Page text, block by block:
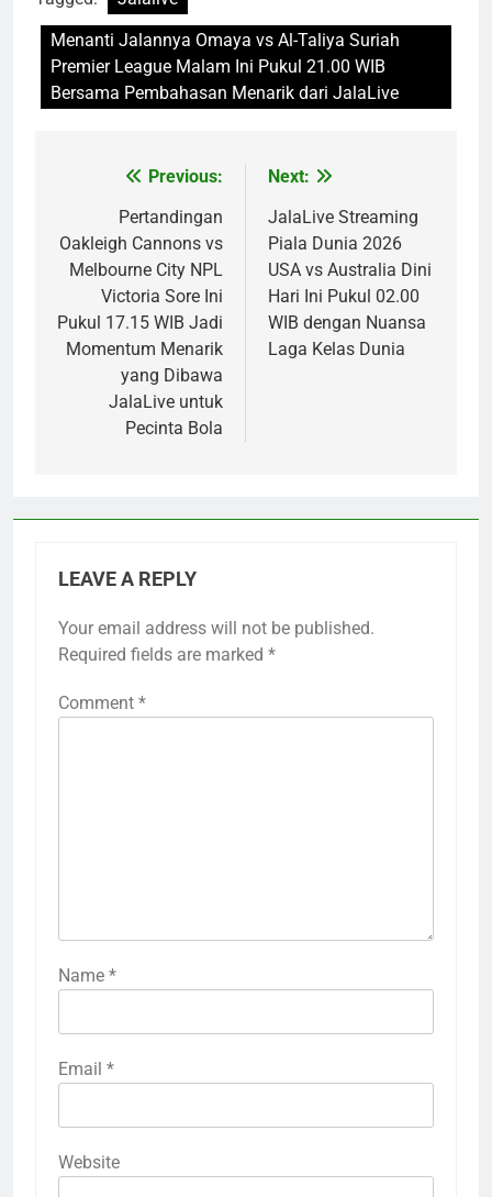
Menanti Jalannya Omaya vs Al-Taliya Suriah
Premier League Malam Ini Pukul 21.00 WIB
Bersama Pembahasan Menarik dari JalaLive
navigation
Previous:
Pertandingan
Oakleigh Cannons vs
Melbourne City NPL
Victoria Sore Ini
Pukul 17.15 WIB Jadi
Momentum Menarik
yang Dibawa
JalaLive untuk
Pecinta Bola
Next:
JalaLive Streaming
Piala Dunia 2026
USA vs Australia Dini
Hari Ini Pukul 02.00
WIB dengan Nuansa
Laga Kelas Dunia
LEAVE A REPLY
Your email address will not be published.
Required fields are marked *
Comment *
Name *
Email *
Website